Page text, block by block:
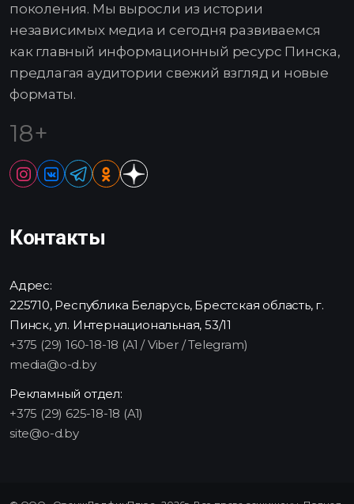
поколения. Мы выросли из истории
независимых медиа и сегодня развиваемся
как главный информационный ресурс Пинска,
предлагая аудитории свежий взгляд и новые
форматы.
18+
Контакты
Адрес:
225710, Республика Беларусь, Брестская область, г.
Пинск, ул. Интернациональная, 53/11
+375 (29) 160-18-18 (A1 / Viber / Telegram)
media@o-d.by
Рекламный отдел:
+375 (29) 625-18-18 (A1)
site@o-d.by